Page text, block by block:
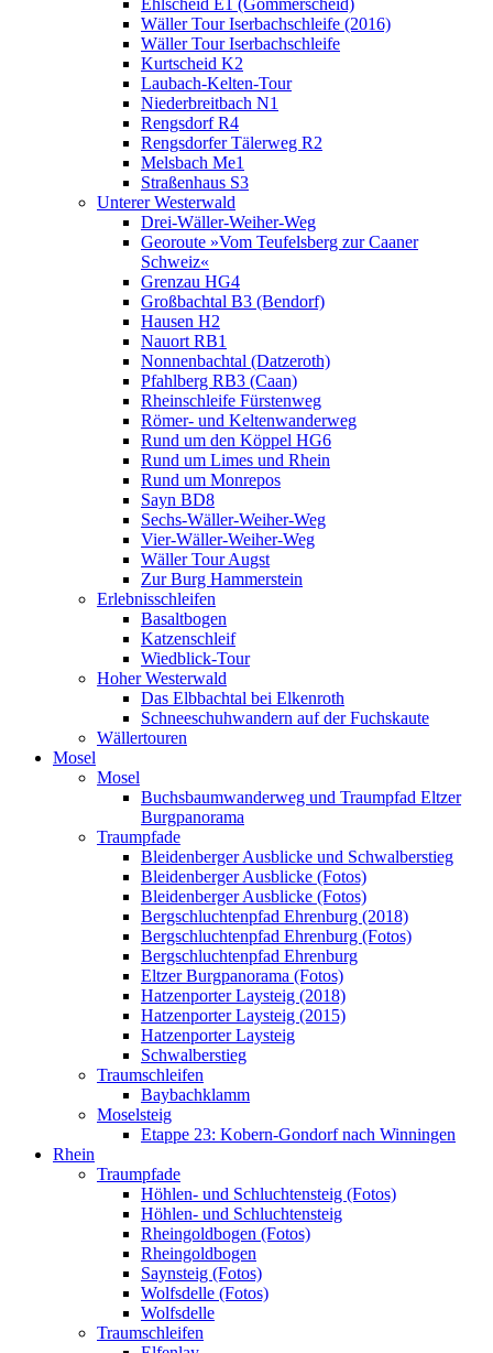
Ehlscheid E1 (Gommerscheid)
Wäller Tour Iserbachschleife (2016)
Wäller Tour Iserbachschleife
Kurtscheid K2
Laubach-Kelten-Tour
Niederbreitbach N1
Rengsdorf R4
Rengsdorfer Tälerweg R2
Melsbach Me1
Straßenhaus S3
Unterer Westerwald
Drei-Wäller-Weiher-Weg
Georoute »Vom Teufelsberg zur Caaner
Schweiz«
Grenzau HG4
Großbachtal B3 (Bendorf)
Hausen H2
Nauort RB1
Nonnenbachtal (Datzeroth)
Pfahlberg RB3 (Caan)
Rheinschleife Fürstenweg
Römer- und Keltenwanderweg
Rund um den Köppel HG6
Rund um Limes und Rhein
Rund um Monrepos
Sayn BD8
Sechs-Wäller-Weiher-Weg
Vier-Wäller-Weiher-Weg
Wäller Tour Augst
Zur Burg Hammerstein
Erlebnisschleifen
Basaltbogen
Katzenschleif
Wiedblick-Tour
Hoher Westerwald
Das Elbbachtal bei Elkenroth
Schneeschuhwandern auf der Fuchskaute
Wällertouren
Mosel
Mosel
Buchsbaumwanderweg und Traumpfad Eltzer
Burgpanorama
Traumpfade
Bleidenberger Ausblicke und Schwalberstieg
Bleidenberger Ausblicke (Fotos)
Bleidenberger Ausblicke (Fotos)
Bergschluchtenpfad Ehrenburg (2018)
Bergschluchtenpfad Ehrenburg (Fotos)
Bergschluchtenpfad Ehrenburg
Eltzer Burgpanorama (Fotos)
Hatzenporter Laysteig (2018)
Hatzenporter Laysteig (2015)
Hatzenporter Laysteig
Schwalberstieg
Traumschleifen
Baybachklamm
Moselsteig
Etappe 23: Kobern-Gondorf nach Winningen
Rhein
Traumpfade
Höhlen- und Schluchtensteig (Fotos)
Höhlen- und Schluchtensteig
Rheingoldbogen (Fotos)
Rheingoldbogen
Saynsteig (Fotos)
Wolfsdelle (Fotos)
Wolfsdelle
Traumschleifen